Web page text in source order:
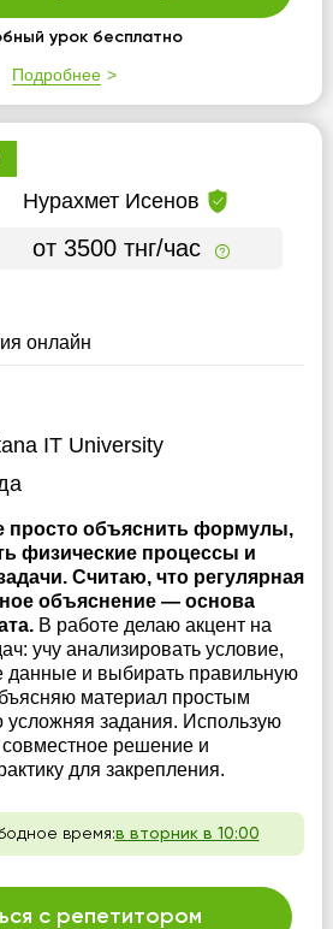
урок бесплатно
Подробнее
Нурахмет Исенов
от 3500 тнг/час
онлайн
IT University
просто объяснить формулы,
физические процессы и
Считаю, что регулярная
объяснение — основа
В работе делаю акцент на
учу анализировать условие,
данные и выбирать правильную
материал простым
усложняя задания. Использую
решение и
для закрепления.
время:в вторник в 10:00
с репетитором